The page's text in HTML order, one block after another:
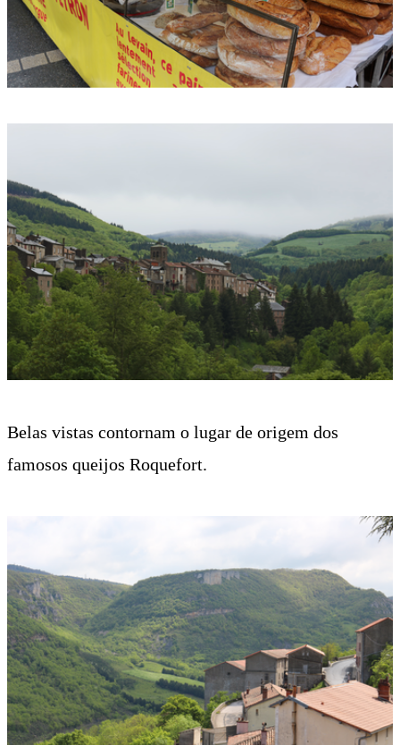
Belas vistas contornam o lugar de origem dos
famosos queijos Roquefort.